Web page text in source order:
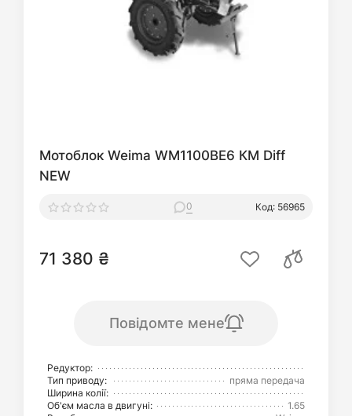
Мотоблок Weima WM1100BE6 КМ Diff
NEW
0 Код: 56965
71 380 ₴
Повідомте мене
Редуктор:
Тип приводу:
пряма передача
Ширина колії:
Об'єм масла в двигуні:
1.65